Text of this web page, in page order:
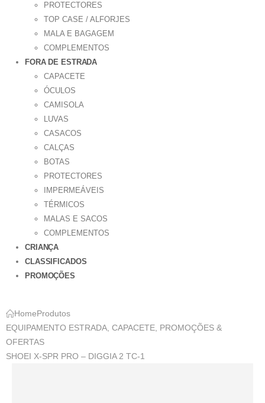
PROTECTORES
TOP CASE / ALFORJES
MALA E BAGAGEM
COMPLEMENTOS
FORA DE ESTRADA
CAPACETE
ÓCULOS
CAMISOLA
LUVAS
CASACOS
CALÇAS
BOTAS
PROTECTORES
IMPERMEÁVEIS
TÉRMICOS
MALAS E SACOS
COMPLEMENTOS
CRIANÇA
CLASSIFICADOS
PROMOÇÕES
HomeProdutos
EQUIPAMENTO ESTRADA CAPACETE PROMOÇÕES &
OFERTAS
SHOEI X-SPR PRO – DIGGIA 2 TC-1